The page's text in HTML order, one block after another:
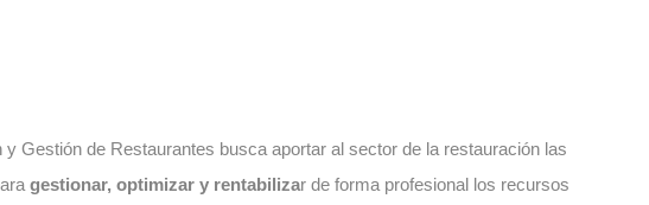
Gestión de Restaurantes busca aportar al sector de la restauración las
gestionar, optimizar y rentabilizar de forma profesional los recursos